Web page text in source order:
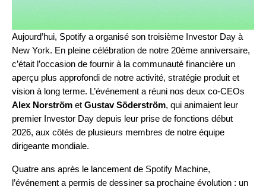
Aujourd’hui, Spotify a organisé son troisième Investor Day à
New York. En pleine célébration de notre 20ème anniversaire,
c’était l’occasion de fournir à la communauté financière un
aperçu plus approfondi de notre activité, stratégie produit et
vision à long terme. L’événement a réuni nos deux co-CEOs
Alex Norström et Gustav Söderström, qui animaient leur
premier Investor Day depuis leur prise de fonctions début
2026, aux côtés de plusieurs membres de notre équipe
dirigeante mondiale.
Quatre ans après le lancement de Spotify Machine,
l’événement a permis de dessiner sa prochaine évolution : un